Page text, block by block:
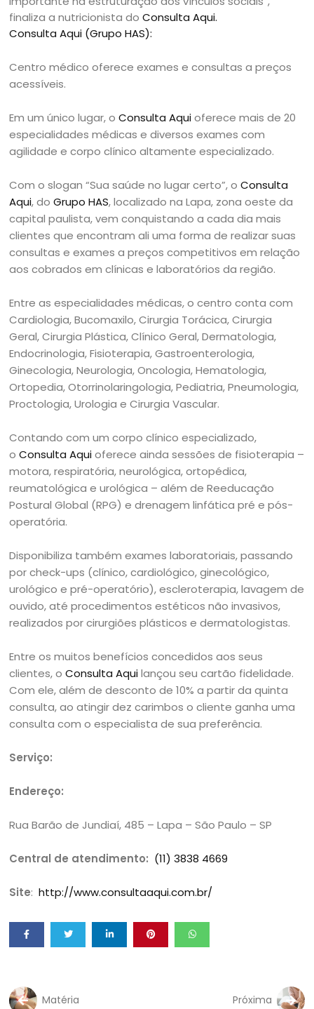
finaliza a nutricionista doConsulta Aqui.
Consulta Aqui (Grupo HAS):
Centro médico oferece exames e consultas a preços
acessíveis.
Em um único lugar, oConsulta Aquioferece mais de 20
especialidades médicas e diversos exames com
agilidade e corpo clínico altamente especializado.
Com o slogan “Sua saúde no lugar certo”, oConsulta
Aqui, doGrupo HAS, localizado na Lapa, zona oeste da
capital paulista, vem conquistando a cada dia mais
clientes que encontram ali uma forma de realizar suas
consultas e exames a preços competitivos em relação
aos cobrados em clínicas e laboratórios da região.
Entre as especialidades médicas, o centro conta com
Cardiologia, Bucomaxilo, Cirurgia Torácica, Cirurgia
Geral, Cirurgia Plástica, Clínico Geral, Dermatologia,
Endocrinologia, Fisioterapia, Gastroenterologia,
Ginecologia, Neurologia, Oncologia, Hematologia,
Ortopedia, Otorrinolaringologia, Pediatria, Pneumologia,
Proctologia, Urologia e Cirurgia Vascular.
Contando com um corpo clínico especializado,
oConsulta Aquioferece ainda sessões de fisioterapia –
motora, respiratória, neurológica, ortopédica,
reumatológica e urológica – além de Reeducação
Postural Global (RPG) e drenagem linfática pré e pós-
operatória.
Disponibiliza também exames laboratoriais, passando
por check-ups (clínico, cardiológico, ginecológico,
urológico e pré-operatório), escleroterapia, lavagem de
ouvido, até procedimentos estéticos não invasivos,
realizados por cirurgiões plásticos e dermatologistas.
Entre os muitos benefícios concedidos aos seus
clientes, oConsulta Aquilançou seu cartão fidelidade.
Com ele, além de desconto de 10% a partir da quinta
consulta, ao atingir dez carimbos o cliente ganha uma
consulta com o especialista de sua preferência.
Serviço:
Endereço:
Rua Barão de Jundiaí, 485 – Lapa – São Paulo – SP
Central de atendimento: (11) 3838 4669
Site:http://www.consultaaqui.com.br/
Matéria
Próxima